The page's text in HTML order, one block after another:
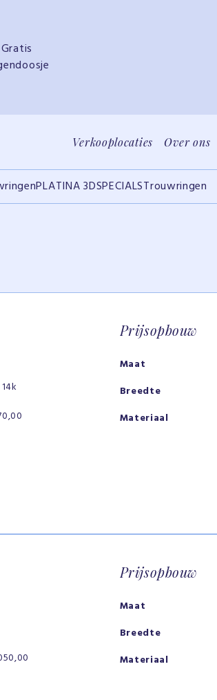
Gratis
Verkooplocaties Over ons
PLATINA 3DSPECIALSTrouwringen
Prijsopbouw
Maat
Breedte
Materiaal
Prijsopbouw
Maat
Breedte
Materiaal